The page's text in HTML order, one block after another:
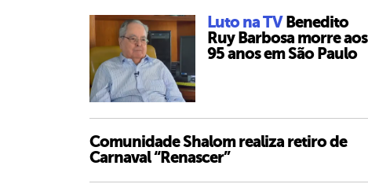
Luto na TV Benedito
Ruy Barbosa morre aos
95 anos em São Paulo
Comunidade Shalom realiza retiro de
Carnaval “Renascer”